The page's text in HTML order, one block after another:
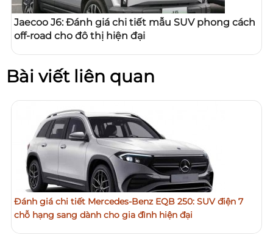
Jaecoo J6: Đánh giá chi tiết mẫu SUV phong cách
off-road cho đô thị hiện đại
Bài viết liên quan
Đánh giá chi tiết Mercedes-Benz EQB 250: SUV điện 7
chỗ hạng sang dành cho gia đình hiện đại